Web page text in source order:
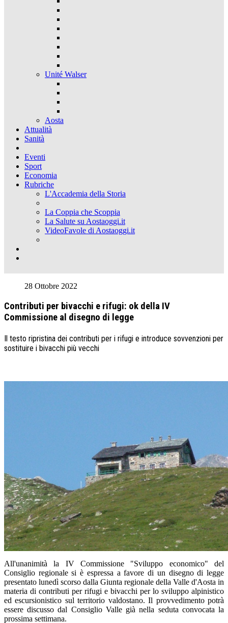
Unité Walser
Aosta
Attualità
Sanità
Eventi
Sport
Economia
Rubriche
L'Accademia della Storia
La Coppia che Scoppia
La Salute su Aostaoggi.it
VideoFavole di Aostaoggi.it
28 Ottobre 2022
Contributi per bivacchi e rifugi: ok della IV
Commissione al disegno di legge
Il testo ripristina dei contributi per i rifugi e introduce sovvenzioni per
sostituire i bivacchi più vecchi
All'unanimità la IV Commissione "Sviluppo economico" del
Consiglio regionale si è espressa a favore di un disegno di legge
presentato lunedì scorso dalla Giunta regionale della Valle d'Aosta in
materia di contributi per rifugi e bivacchi per lo sviluppo alpinistico
ed escursionistico sul territorio valdostano. Il provvedimento potrà
essere discusso dal Consiglio Valle già nella seduta convocata la
prossima settimana.